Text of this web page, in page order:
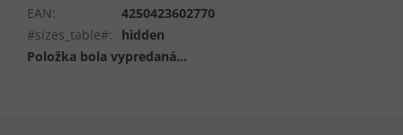
EAN:
4250423602770
#sizes_table#:
hidden
Položka bola vypredaná…